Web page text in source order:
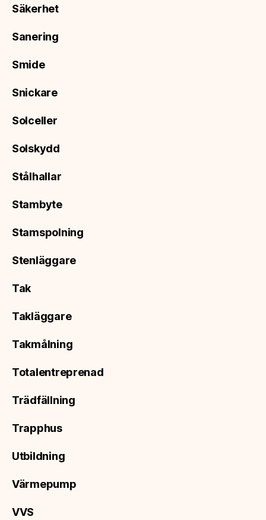
Säkerhet
Sanering
Smide
Snickare
Solceller
Solskydd
Stålhallar
Stambyte
Stamspolning
Stenläggare
Tak
Takläggare
Takmålning
Totalentreprenad
Trädfällning
Trapphus
Utbildning
Värmepump
VVS